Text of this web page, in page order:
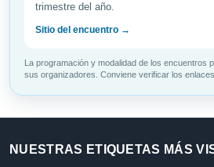
trimestre del año.
Sitio del encuentro →
La programación y modalidad de los encuentros
sus organizadores. Conviene verificar los
NUESTRAS ETIQUETAS MÁS